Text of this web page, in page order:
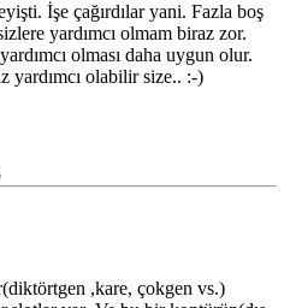
İşe çağırdılar yani. Fazla boş
yardımcı olmam biraz zor.
olması daha uygun olur.
yardımcı olabilir size.. :-)
,kare, çokgen vs.)